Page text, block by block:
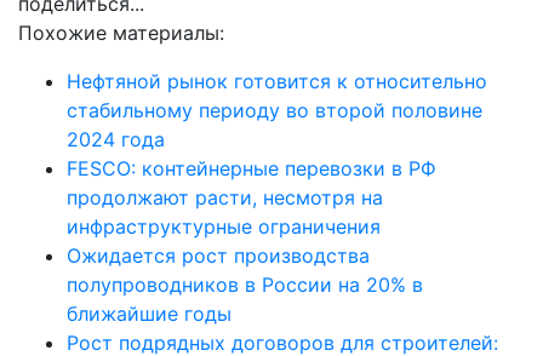
Похожие материалы:
Нефтяной рынок готовится к относительно
стабильному периоду во второй половине
2024 года
FESCO: контейнерные перевозки в РФ
продолжают расти, несмотря на
инфраструктурные ограничения
Ожидается рост производства
полупроводников в России на 20% в
ближайшие годы
Рост подрядных договоров для строителей: